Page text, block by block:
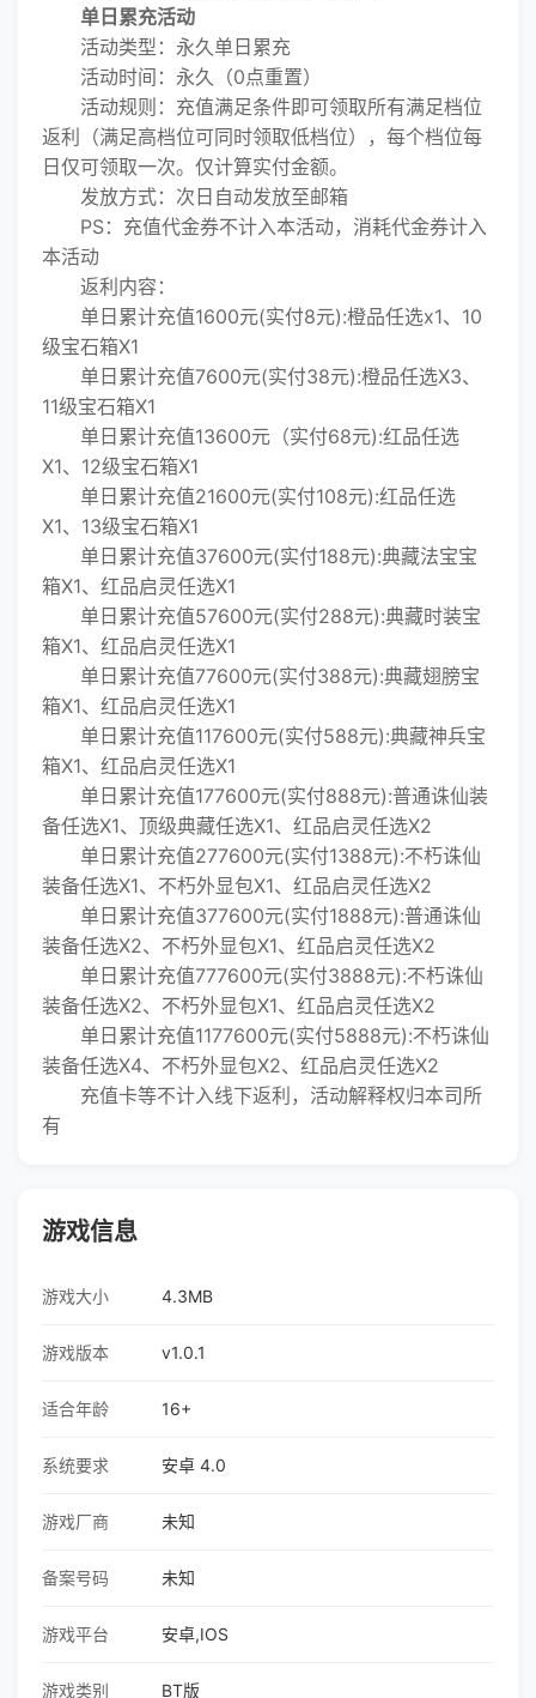
单日累充活动
活动类型：永久单日累充
活动时间：永久（0点重置）
活动规则：充值满足条件即可领取所有满足档位
返利（满足高档位可同时领取低档位），每个档位每
日仅可领取一次。仅计算实付金额。
发放方式：次日自动发放至邮箱
PS：充值代金券不计入本活动，消耗代金券计入
本活动
返利内容：
单日累计充值1600元(实付8元):橙品任选x1、10
级宝石箱X1
单日累计充值7600元(实付38元):橙品任选X3、
11级宝石箱X1
单日累计充值13600元（实付68元):红品任选
X1、12级宝石箱X1
单日累计充值21600元(实付108元):红品任选
X1、13级宝石箱X1
单日累计充值37600元(实付188元):典藏法宝宝
箱X1、红品启灵任选X1
单日累计充值57600元(实付288元):典藏时装宝
箱X1、红品启灵任选X1
单日累计充值77600元(实付388元):典藏翅膀宝
箱X1、红品启灵任选X1
单日累计充值117600元(实付588元):典藏神兵宝
箱X1、红品启灵任选X1
单日累计充值177600元(实付888元):普通诛仙装
备任选X1、顶级典藏任选X1、红品启灵任选X2
单日累计充值277600元(实付1388元):不朽诛仙
装备任选X1、不朽外显包X1、红品启灵任选X2
单日累计充值377600元(实付1888元):普通诛仙
装备任选X2、不朽外显包X1、红品启灵任选X2
单日累计充值777600元(实付3888元):不朽诛仙
装备任选X2、不朽外显包X1、红品启灵任选X2
单日累计充值1177600元(实付5888元):不朽诛仙
装备任选X4、不朽外显包X2、红品启灵任选X2
充值卡等不计入线下返利，活动解释权归本司所
有
游戏信息
游戏大小 4.3MB
游戏版本 v1.0.1
适合年龄 16+
系统要求 安卓 4.0
游戏厂商 未知
备案号码 未知
游戏平台 安卓,IOS
游戏类别 BT版